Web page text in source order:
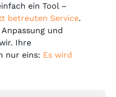
ein Tool –
betreuten Service.
und
Ihre
nur eins: Es wird